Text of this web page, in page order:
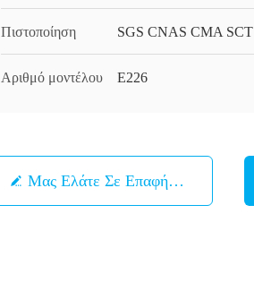
Πιστοποίηση SGS CNAS CMA SCT
Αριθμό μοντέλου E226
Μας Ελάτε Σε Επαφή Με